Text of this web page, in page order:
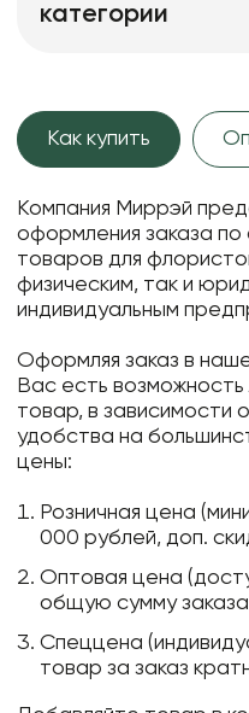
категории
Как купить
Компания Миррэй
оформления заказа
товаров для
физическим, так и
индивидуальным
Оформляя заказ в
Вас есть возможность
товар, в зависимости
удобства на
цены:
Розничная цена
000 рублей, доп.
Оптовая цена
общую сумму
Спеццена
товар за заказ